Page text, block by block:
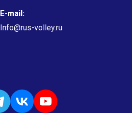
E-mail:
Info@rus-volley.ru